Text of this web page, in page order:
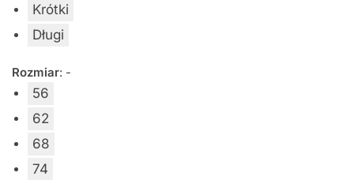
Krótki
Długi
Rozmiar: -
56
62
68
74